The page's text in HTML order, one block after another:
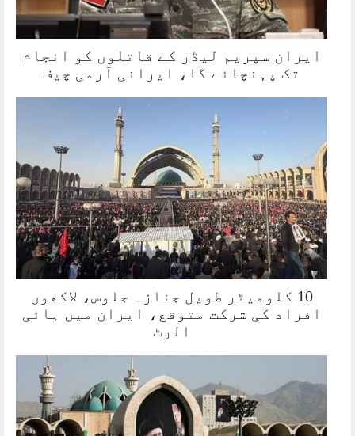
ایران سپریم لیڈر کے قاتلوں کو انجام
تک پہنچائے گا، ایرانی آرمی چیف
10 کلومیٹر طویل جنازہ جلوس، لاکھوں
افراد کی شرکت متوقع، ایران میں ہائی
الرٹ